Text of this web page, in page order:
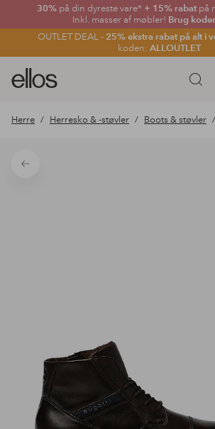
30% på din dyreste vare* + 15% rabatpå
Inkl. masser af møbler! Brug
OUTLET DEAL - 25% ekstra rabat på alt i
koden: ALLOUTLET
Søg
Ellos
logo
gå
forsiden
Herre Herresko & -støvler Boots & støvler
Tilbage